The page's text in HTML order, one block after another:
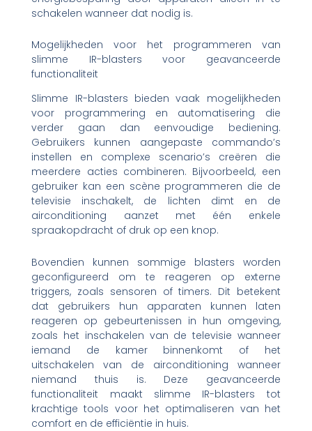
schakelen wanneer dat nodig is.
Mogelijkheden voor het programmeren van
slimme IR-blasters voor geavanceerde
functionaliteit
Slimme IR-blasters bieden vaak mogelijkheden
voor programmering en automatisering die
verder gaan dan eenvoudige bediening.
Gebruikers kunnen aangepaste commando’s
instellen en complexe scenario’s creëren die
meerdere acties combineren. Bijvoorbeeld, een
gebruiker kan een scène programmeren die de
televisie inschakelt, de lichten dimt en de
airconditioning aanzet met één enkele
spraakopdracht of druk op een knop.
Bovendien kunnen sommige blasters worden
geconfigureerd om te reageren op externe
triggers, zoals sensoren of timers. Dit betekent
dat gebruikers hun apparaten kunnen laten
reageren op gebeurtenissen in hun omgeving,
zoals het inschakelen van de televisie wanneer
iemand de kamer binnenkomt of het
uitschakelen van de airconditioning wanneer
niemand thuis is. Deze geavanceerde
functionaliteit maakt slimme IR-blasters tot
krachtige tools voor het optimaliseren van het
comfort en de efficiëntie in huis.